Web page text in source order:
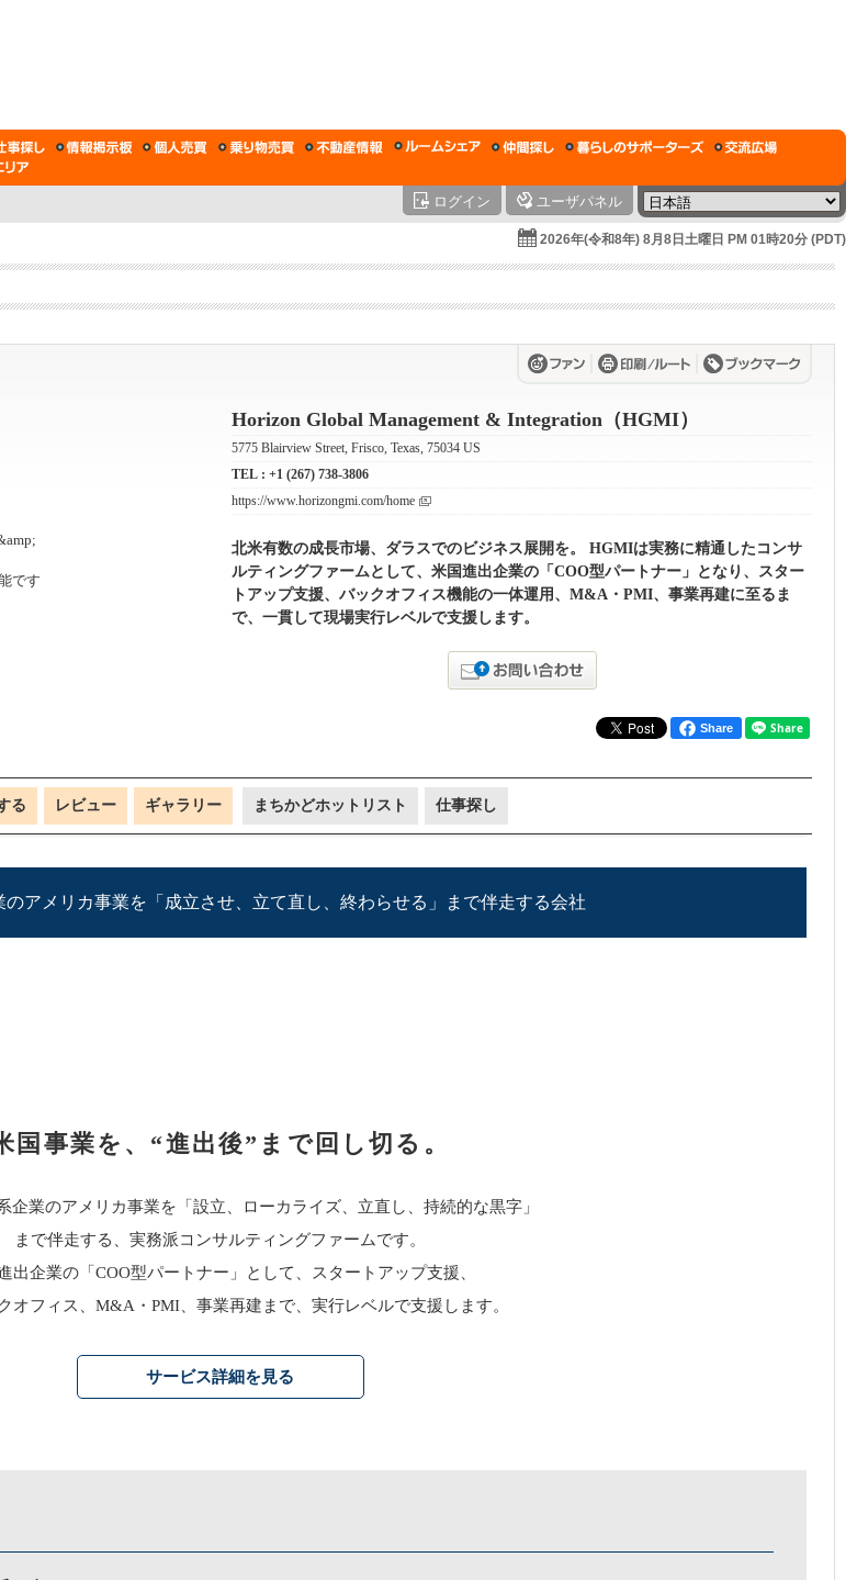
ログイン ユーザパネル
2026年(令和8年) 8月8日土曜日 PM 01時20分 (PDT)
です
Horizon Global Management & Integration（HGMI）
5775 Blairview Street, Frisco, Texas, 75034 US
TEL : +1 (267) 738-3806
https://www.horizongmi.com/home
北米有数の成長市場、ダラスでのビジネス展開を。 HGMIは実務に精通したコンサ
ルティングファームとして、米国進出企業の「COO型パートナー」となり、スター
トアップ支援、バックオフィス機能の一体運用、M&A・PMI、事業再建に至るま
で、一貫して現場実行レベルで支援します。
Share
る レビュー ギャラリー まちかどホットリスト 仕事探し
アメリカ事業を「成立させ、立て直し、終わらせる」まで伴走する会社
国事業を、“進出後”まで回し切る。
企業のアメリカ事業を「設立、ローカライズ、立直し、持続的な黒字」
まで伴走する、実務派コンサルティングファームです。
出企業の「COO型パートナー」として、スタートアップ支援、
オフィス、M&A・PMI、事業再建まで、実行レベルで支援します。
サービス詳細を見る